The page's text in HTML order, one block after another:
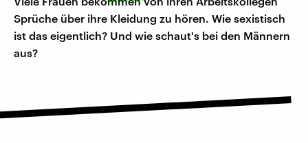
Sprüche über ihre Kleidung zu hören. Wie sexistisch
ist das eigentlich? Und wie schaut's bei den Männern
aus?